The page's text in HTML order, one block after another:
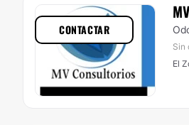
Sin
El
CONTACTAR